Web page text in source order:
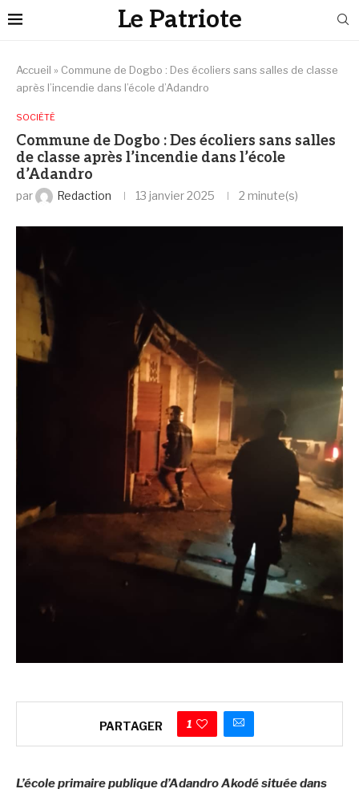
Le Patriote
Accueil » Commune de Dogbo : Des écoliers sans salles de classe
après l’incendie dans l’école d’Adandro
SOCIÉTÉ
Commune de Dogbo : Des écoliers sans salles
de classe après l’incendie dans l’école
d’Adandro
par Redaction 13 janvier 2025 2 minute(s)
PARTAGER 1
L’école primaire publique d’Adandro Akodé située dans